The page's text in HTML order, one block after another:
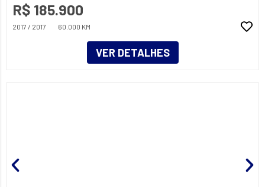
R$ 185.900
2017 / 2017 60.000 KM
VER DETALHES